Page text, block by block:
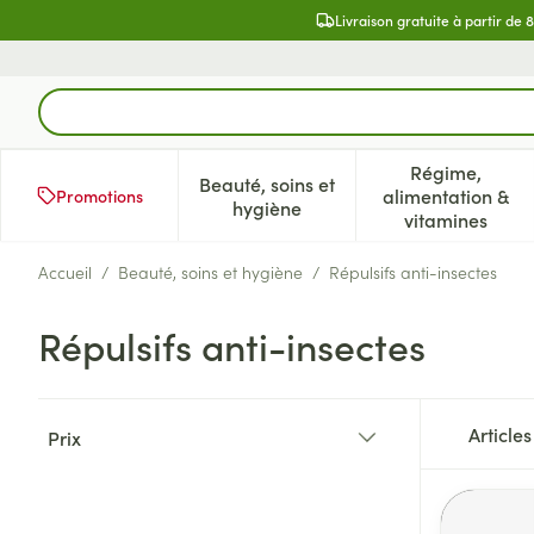
Livraison gratuite à partir de
Rechercher
Promotions
Beauté, soins et
hygièneAfficher le sous-menu pour la
Régime,
alimentation &
vitamines
Afficher
Accueil / Beauté, soins et hygiène / Répulsifs anti-insectes
Répulsifs anti-insectes
Prix
Articles